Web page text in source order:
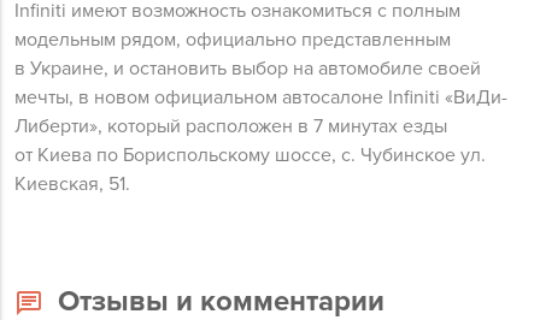
Infiniti имеют возможность ознакомиться с полным
модельным рядом, официально представленным
в Украине, и остановить выбор на автомобиле своей
мечты, в новом официальном автосалоне Infiniti «ВиДи-
Либерти», который расположен в 7 минутах езды
от Киева по Бориспольскому шоссе, с. Чубинское ул.
Киевская, 51.
Отзывы и комментарии